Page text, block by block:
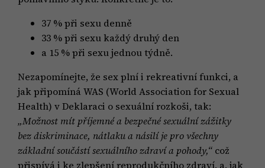
37 % při sexu denně
33 % při sexu každý druhý den
a 15 % při sexu jednou týdně.
Nezapomínejte, že sex plní i rekreativní funkci, a
jak připomíná WAS (World Association for Sexual
Health) v Deklaraci o sexuální rozkoši, tak:
„Možnost mít příjemné a bezpečné sexuální zážitky
bez diskriminace, nátlaku a násilí je pro všechny
základní součástí sexuálního zdraví a pohody,“ což
přispívá i ke zlepšení reprodukčního zdraví, a, jak